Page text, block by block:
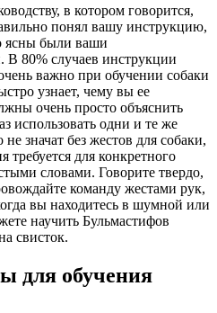
в котором говорится,
понял вашу инструкцию,
ясны были ваши
В 80% случаев инструкции
важно при обучении собаки
узнает, чему вы ее
очень просто объяснить
использовать одни и те же
значат без жестов для собаки,
требуется для конкретного
словами. Говорите твердо,
команду жестами рук,
вы находитесь в шумной или
научить Бульмастифов
свисток.
для обучения